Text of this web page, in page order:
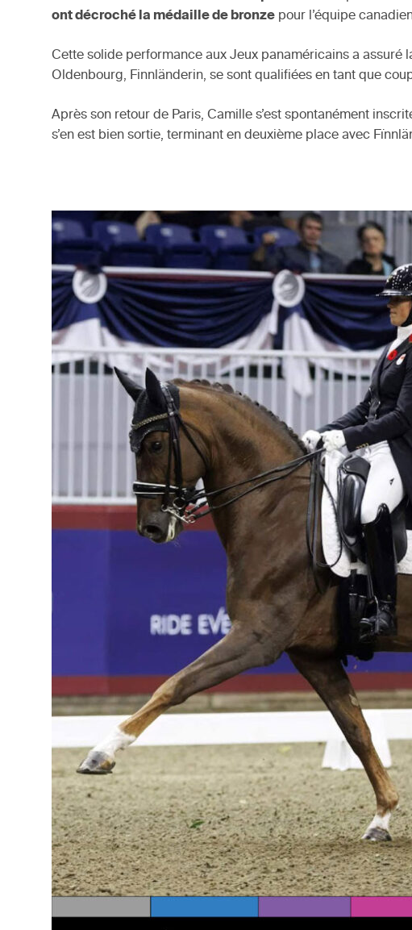
ont décroché la médaille de bronze pour l’équipe
Cette solide performance aux Jeux panaméricains a assuré
Oldenbourg, Finnländerin, se sont qualifiées en tant que
Après son retour de Paris, Camille s’est spontanément
s’en est bien sortie, terminant en deuxième place avec